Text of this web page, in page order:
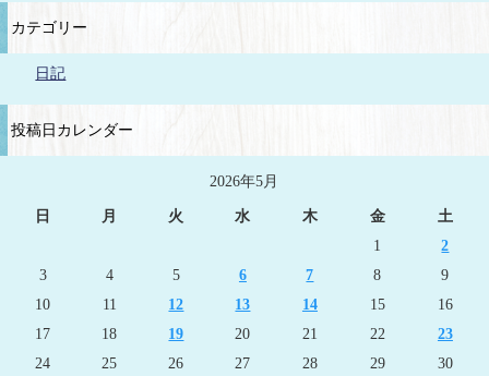
カテゴリー
日記
投稿日カレンダー
2026年5月
日 月 火 水 木 金
土
1
2
3
4 5 6 7 8
9
10
11 12 13 14 15
16
17
18 19 20 21 22
23
24
25 26 27 28 29 30